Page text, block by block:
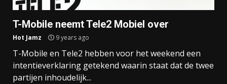
T-Mobile neemt Tele2 Mobiel over
Hot Jamz 9 years ago
T-Mobile en Tele2 hebben voor het weekend een
intentieverklaring getekend waarin staat dat de twee
partijen inhoudelijk...